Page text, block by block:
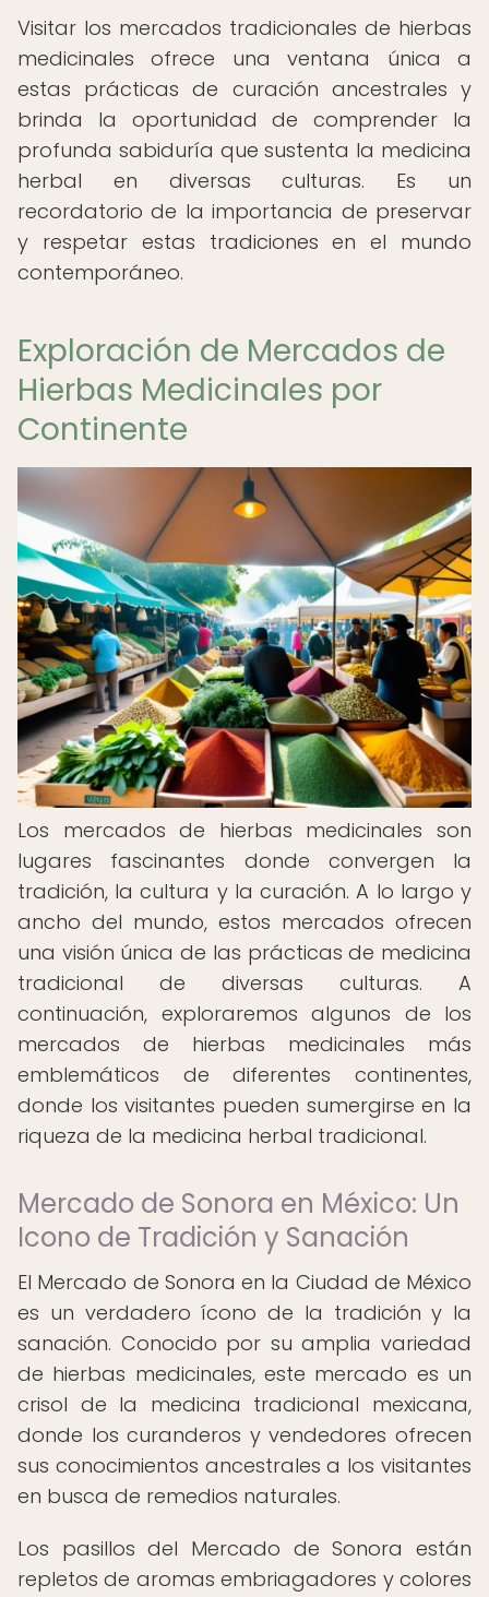
Visitar los mercados tradicionales de hierbas
medicinales ofrece una ventana única a
estas prácticas de curación ancestrales y
brinda la oportunidad de comprender la
profunda sabiduría que sustenta la medicina
herbal en diversas culturas. Es un
recordatorio de la importancia de preservar
y respetar estas tradiciones en el mundo
contemporáneo.
Exploración de Mercados de
Hierbas Medicinales por
Continente
Los mercados de hierbas medicinales son
lugares fascinantes donde convergen la
tradición, la cultura y la curación. A lo largo y
ancho del mundo, estos mercados ofrecen
una visión única de las prácticas de medicina
tradicional de diversas culturas. A
continuación, exploraremos algunos de los
mercados de hierbas medicinales más
emblemáticos de diferentes continentes,
donde los visitantes pueden sumergirse en la
riqueza de la medicina herbal tradicional.
Mercado de Sonora en México: Un
Icono de Tradición y Sanación
El Mercado de Sonora en la Ciudad de México
es un verdadero ícono de la tradición y la
sanación. Conocido por su amplia variedad
de hierbas medicinales, este mercado es un
crisol de la medicina tradicional mexicana,
donde los curanderos y vendedores ofrecen
sus conocimientos ancestrales a los visitantes
en busca de remedios naturales.
Los pasillos del Mercado de Sonora están
repletos de aromas embriagadores y colores